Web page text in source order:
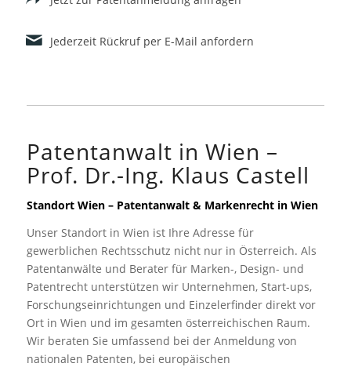
Patentanwalt in Wien –
Prof. Dr.-Ing. Klaus Castell
Standort Wien – Patentanwalt & Markenrecht in Wien
Unser Standort in Wien ist Ihre Adresse für
gewerblichen Rechtsschutz nicht nur in Österreich. Als
Patentanwälte und Berater für Marken-, Design- und
Patentrecht unterstützen wir Unternehmen, Start-ups,
Forschungseinrichtungen und Einzelerfinder direkt vor
Ort in Wien und im gesamten österreichischen Raum.
Wir beraten Sie umfassend bei der Anmeldung von
nationalen Patenten, bei europäischen
Jederzeit Rückruf per E-Mail anfordern